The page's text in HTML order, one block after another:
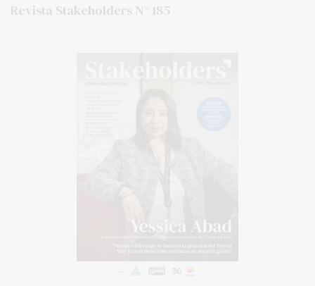
Revista Stakeholders N° 185